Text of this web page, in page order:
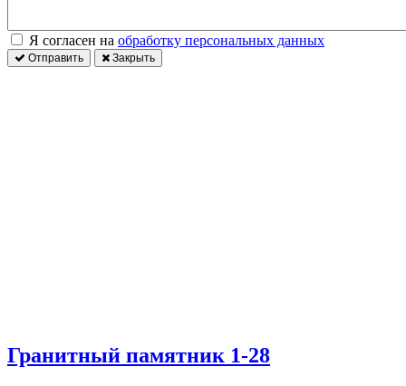
Я согласен на обработку персональных данных
Отправить Закрыть
Гранитный памятник 1-28